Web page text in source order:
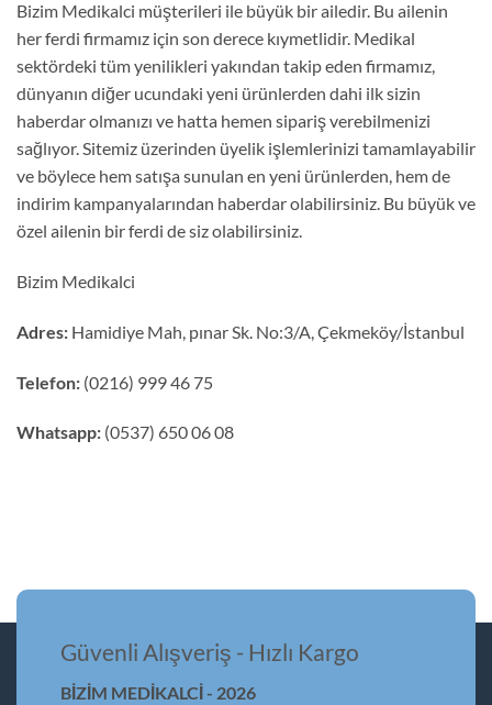
Bizim Medikalci müşterileri ile büyük bir ailedir. Bu ailenin
her ferdi firmamız için son derece kıymetlidir. Medikal
sektördeki tüm yenilikleri yakından takip eden firmamız,
dünyanın diğer ucundaki yeni ürünlerden dahi ilk sizin
haberdar olmanızı ve hatta hemen sipariş verebilmenizi
sağlıyor. Sitemiz üzerinden üyelik işlemlerinizi tamamlayabilir
ve böylece hem satışa sunulan en yeni ürünlerden, hem de
indirim kampanyalarından haberdar olabilirsiniz. Bu büyük ve
özel ailenin bir ferdi de siz olabilirsiniz.
Bizim Medikalci
Adres: Hamidiye Mah, pınar Sk. No:3/A, Çekmeköy/İstanbul
Telefon: (0216) 999 46 75
Whatsapp: (0537) 650 06 08
Güvenli Alışveriş - Hızlı Kargo
BİZİM MEDİKALCİ - 2026